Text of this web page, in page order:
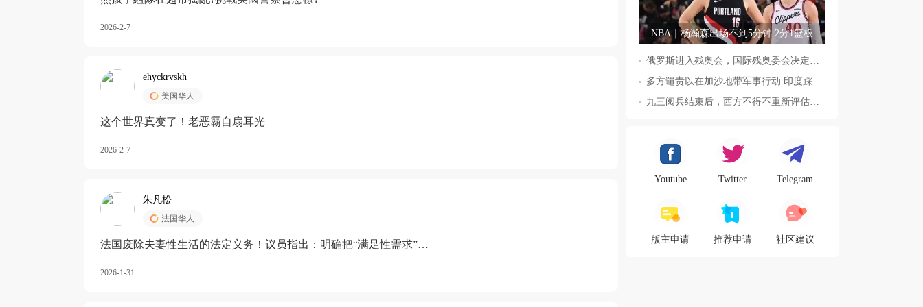
2026-2-7
ehyckrvskh
美国华人
这个世界真变了！老恶霸自扇耳光
2026-2-7
朱凡松
法国华人
法国废除夫妻性生活的法定义务！议员指出：明确把“满足性需求”排
2026-1-31
NBA｜杨瀚森出场不到5分钟 2分1篮板
Youtube Twitter Telegram
版主申请 推荐申请 社区建议